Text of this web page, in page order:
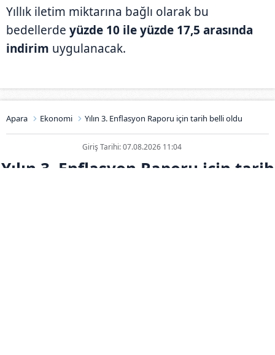
Yıllık iletim miktarına bağlı olarak bu
bedellerde yüzde 10 ile yüzde 17,5 arasında
indirim uygulanacak.
Apara Ekonomi Yılın 3. Enflasyon Raporu için tarih belli oldu
Giriş Tarihi: 07.08.2026 11:04
Yılın 3. Enflasyon Raporu için tarih